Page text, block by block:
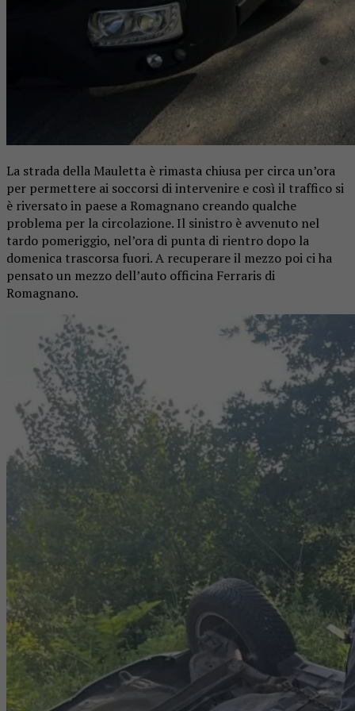
La strada della Mauletta è rimasta chiusa per circa un’ora
per permettere ai soccorsi di intervenire e così il traffico si
è riversato in paese a Romagnano creando qualche
problema per la circolazione. Il sinistro è avvenuto nel
tardo pomeriggio, nel’ora di punta di rientro dopo la
domenica trascorsa fuori. A recuperare il mezzo poi ci ha
pensato un mezzo dell’auto officina Ferraris di
Romagnano.